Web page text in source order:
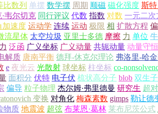
比数列 单摆 数学摆 周期 顺磁 磁化强度 斯
韦尔切克 同行评议 代数 指数 对数 一元二次
加速度 运动学 连续 运动 极限 相 扩散方程
流星体 太空垃圾 亚里士多德 摩擦 力 单位
泛函 广义坐标 广义动量 共轭动量 动量守恒
解质 唐南平衡 德拜-休克尔理论 弗洛里-哈
e 夜光云 光散射 球坐标 柱坐标 co-
面积分 伏特 电子伏 梳状高分子 blob 双生
偏导 粒子物理 杰尔姆·弗里德曼 研究生 超
变换 对角化 梅森素数 gimps 勒让德
物质 地震波 超弦 布莱恩·葛林 莱布尼茨公式